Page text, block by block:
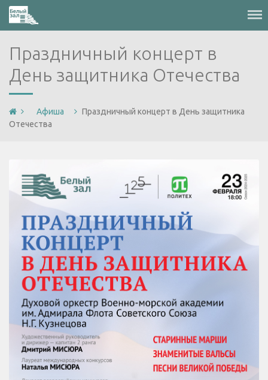
Меню
Праздничный концерт в
День защитника Отечества
Афиша
Праздничный концерт в День защитника
Отечества